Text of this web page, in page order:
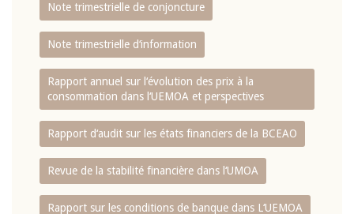
Note trimestrielle de conjoncture
Note trimestrielle d‘information
Rapport annuel sur l‘évolution des prix à la
consommation dans l‘UEMOA et perspectives
Rapport d‘audit sur les états financiers de la BCEAO
Revue de la stabilité financière dans l‘UMOA
Rapport sur les conditions de banque dans L‘UEMOA